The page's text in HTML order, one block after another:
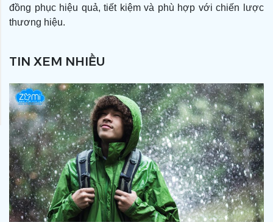
TIN XEM NHIỀU
đồng phục hiệu quả, tiết kiệm và phù hợp với chiến lược
thương hiệu.